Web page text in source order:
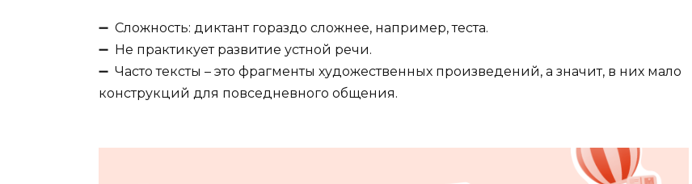
➖ Сложность: диктант гораздо сложнее, например, теста.
➖ Не практикует развитие устной речи.
➖ Часто тексты – это фрагменты художественных произведений, а значит, в них мало
конструкций для повседневного общения.